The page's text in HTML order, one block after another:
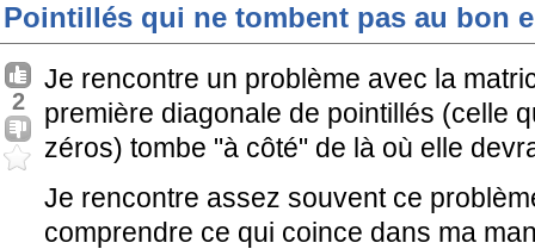
Pointillés qui ne tombent pas au bon
2
Je rencontre un problème avec la
première diagonale de pointillés (celle
zéros) tombe "à côté" de là où elle
Je rencontre assez souvent ce
comprendre ce qui coince dans ma